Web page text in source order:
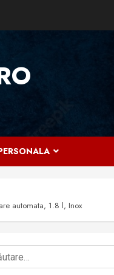
automata, 1.8 l, Inox